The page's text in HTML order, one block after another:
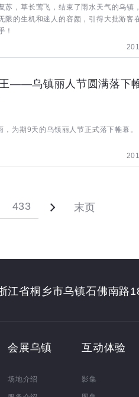
苏，草长莺飞，结束了雨水天气的乌镇
限的生机和迷人的容颜，引得大批游客
！
——乌镇丽人节圆满落下
为期9天的乌镇丽人节正式落下帷幕。
433 末页
江省桐乡市乌镇石佛南路
会展乌镇
场地介绍
互动体验
影集